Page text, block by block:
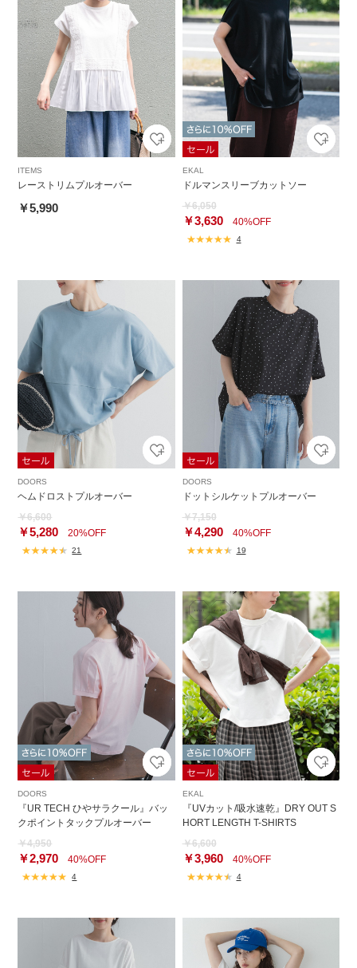
ITEMS
レーストリムプルオーバー
￥5,990
EKAL
ドルマンスリーブカットソー
￥6,050
￥3,63040%OFF
4
DOORS
ヘムドロストプルオーバー
￥6,600
￥5,280 20%OFF
21
DOORS
ドットシルケットプルオーバー
￥7,150
￥4,29040%OFF
19
DOORS
『UR TECH ひやサラクール』バッ
クポイントタックプルオーバー
￥4,950
￥2,970 40%OFF
4
EKAL
『UVカット/吸水速乾』DRY OUT S
HORT LENGTH T-SHIRTS
￥6,600
￥3,96040%OFF
4